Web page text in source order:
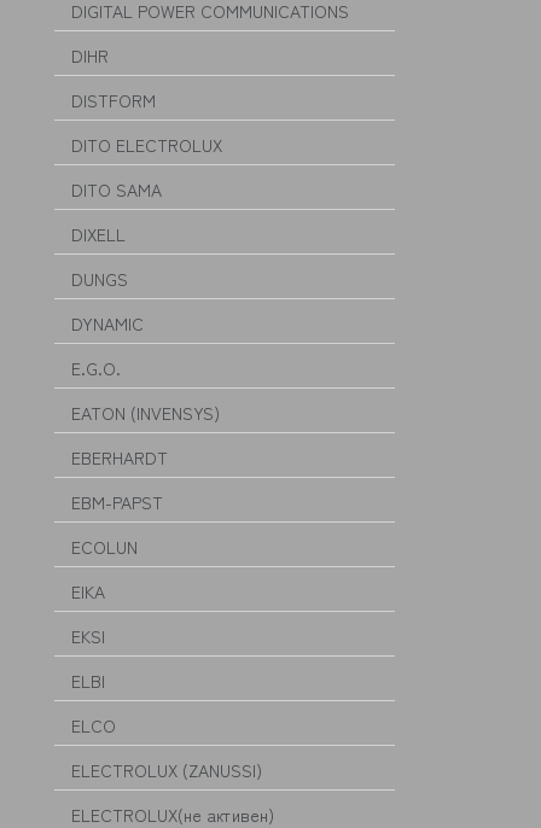
DIGITAL POWER COMMUNICATIONS
DIHR
DISTFORM
DITO ELECTROLUX
DITO SAMA
DIXELL
DUNGS
DYNAMIC
E.G.O.
EATON (INVENSYS)
EBERHARDT
EBM-PAPST
ECOLUN
EIKA
EKSI
ELBI
ELCO
ELECTROLUX (ZANUSSI)
ELECTROLUX(не активен)